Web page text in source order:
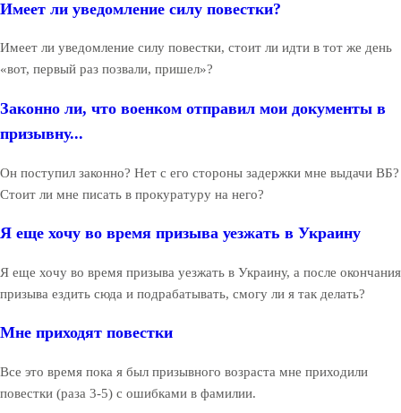
Имеет ли уведомление силу повестки?
Имеет ли уведомление силу повестки, стоит ли идти в тот же день
«вот, первый раз позвали, пришел»?
Законно ли, что военком отправил мои документы в
призывну...
Он поступил законно? Нет с его стороны задержки мне выдачи ВБ?
Стоит ли мне писать в прокуратуру на него?
Я еще хочу во время призыва уезжать в Украину
Я еще хочу во время призыва уезжать в Украину, а после окончания
призыва ездить сюда и подрабатывать, смогу ли я так делать?
Мне приходят повестки
Все это время пока я был призывного возраста мне приходили
повестки (раза 3-5) с ошибками в фамилии.